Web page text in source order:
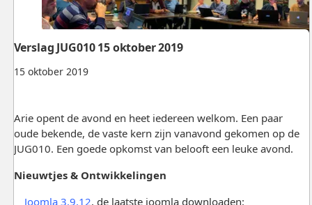
15 oktober 2019
Verslag JUG010 15 oktober 2019
Arie opent de avond en heet iedereen welkom. Een paar
oude bekende, de vaste kern zijn vanavond gekomen op de
JUG010. Een goede opkomst van belooft een leuke avond.
Nieuwtjes & Ontwikkelingen
Joomla 3.9.12, de laatste joomla downloaden: